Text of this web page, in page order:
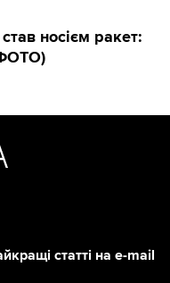
носієм ракет:
статті на e-mail